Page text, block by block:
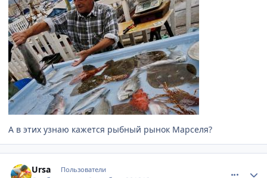
А в этих узнаю кажется рыбный рынок Марселя?
Ursa Пользователи